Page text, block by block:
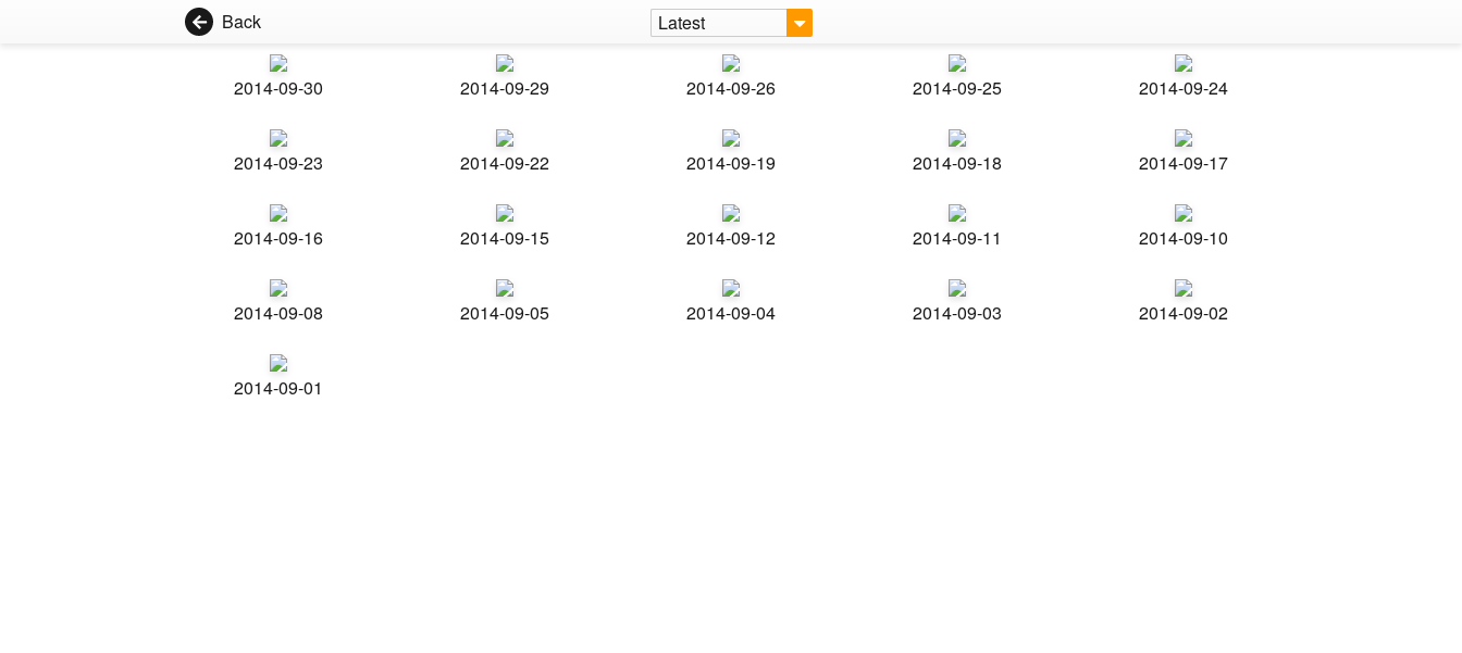
Back Latest
2014-09-30 2014-09-29 2014-09-26 2014-09-25 2014-09-24
2014-09-23 2014-09-22 2014-09-19 2014-09-18 2014-09-17
2014-09-16 2014-09-15 2014-09-12 2014-09-11 2014-09-10
2014-09-08 2014-09-05 2014-09-04 2014-09-03 2014-09-02
2014-09-01